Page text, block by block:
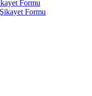
Formu
Formu